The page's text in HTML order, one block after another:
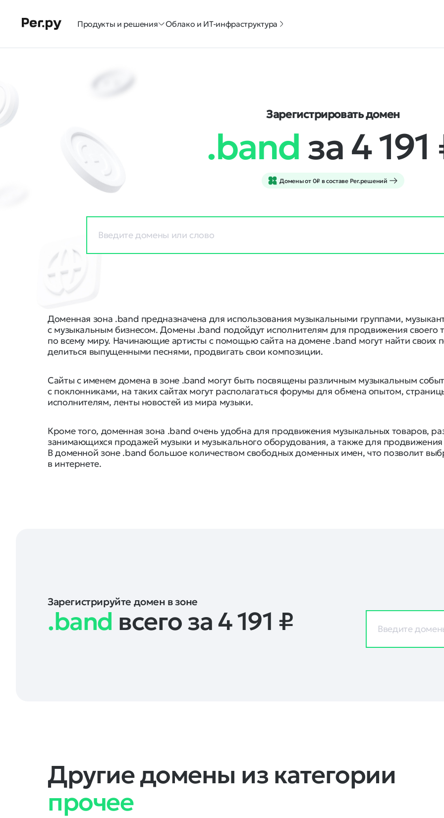
Продукты и решения Облако и ИТ-инфраструктура
Зарегистрировать домен
.band за 4 191
Домены от 0₽ в составе Рег.решений
Доменная зона .band предназначена для использования музыкальными группами,
с музыкальным бизнесом. Домены .band подойдут исполнителям для продвижения своего
по всему миру. Начинающие артисты с помощью сайта на домене .band могут найти своих
делиться выпущенными песнями, продвигать свои композиции.
Сайты с именем домена в зоне .band могут быть посвящены различным музыкальным
с поклонниками, на таких сайтах могут располагаться форумы для обмена опытом,
исполнителям, ленты новостей из мира музыки.
Кроме того, доменная зона .band очень удобна для продвижения музыкальных товаров,
занимающихся продажей музыки и музыкального оборудования, а также для продвижения
В доменной зоне .band большое количеством свободных доменных имен, что позволит
в интернете.
Зарегистрируйте домен в зоне
.band всего за 4 191 ₽
Другие домены из категории
прочее